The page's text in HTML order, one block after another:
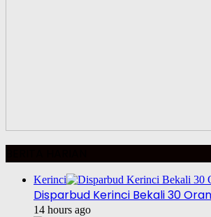
Kerinci
Disparbud Kerinci Bekali 30
14 hours ago